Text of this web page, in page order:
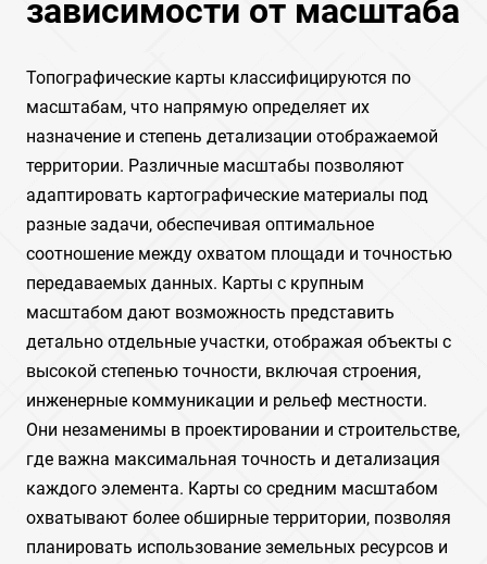
зависимости от масштаба
Топографические карты классифицируются по
масштабам, что напрямую определяет их
назначение и степень детализации отображаемой
территории. Различные масштабы позволяют
адаптировать картографические материалы под
разные задачи, обеспечивая оптимальное
соотношение между охватом площади и точностью
передаваемых данных. Карты с крупным
масштабом дают возможность представить
детально отдельные участки, отображая объекты с
высокой степенью точности, включая строения,
инженерные коммуникации и рельеф местности.
Они незаменимы в проектировании и строительстве,
где важна максимальная точность и детализация
каждого элемента. Карты со средним масштабом
охватывают более обширные территории, позволяя
планировать использование земельных ресурсов и